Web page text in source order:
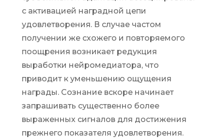
с активацией наградной цепи
удовлетворения. В случае частом
получении же схожего и повторяемого
поощрения возникает редукция
выработки нейромедиатора, что
приводит к уменьшению ощущения
награды. Сознание вскоре начинает
запрашивать существенно более
выраженных сигналов для достижения
прежнего показателя удовлетворения.